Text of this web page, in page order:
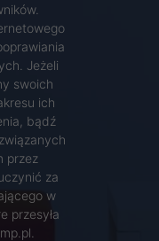
Jeżeli
swoich
ich
bądź
przez
za
w
przesyła
i
naszej
zwiększasz
na